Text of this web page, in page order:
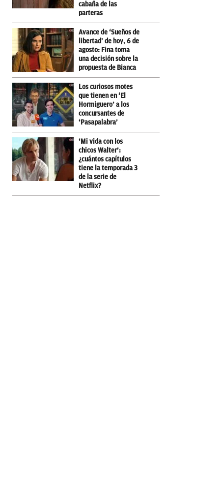
cabaña de las
parteras
Avance de ‘Sueños de
libertad’ de hoy, 6 de
agosto: Fina toma
una decisión sobre la
propuesta de Bianca
Los curiosos motes
que tienen en ‘El
Hormiguero’ a los
concursantes de
‘Pasapalabra’
‘Mi vida con los
chicos Walter’:
¿cuántos capítulos
tiene la temporada 3
de la serie de
Netflix?